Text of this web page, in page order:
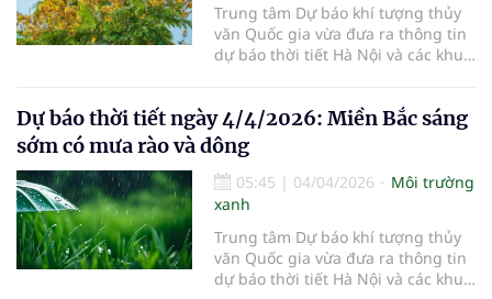
Trung tâm Dự báo khí tượng thủy
văn Quốc gia vừa đưa ra thông tin
dự báo thời tiết Hà Nội và các khu
Dự báo thời tiết ngày 4/4/2026: Miền Bắc sáng
sớm có mưa rào và dông
05:45 | 04/04/2026
Môi trường
xanh
Trung tâm Dự báo khí tượng thủy
văn Quốc gia vừa đưa ra thông tin
dự báo thời tiết Hà Nội và các khu